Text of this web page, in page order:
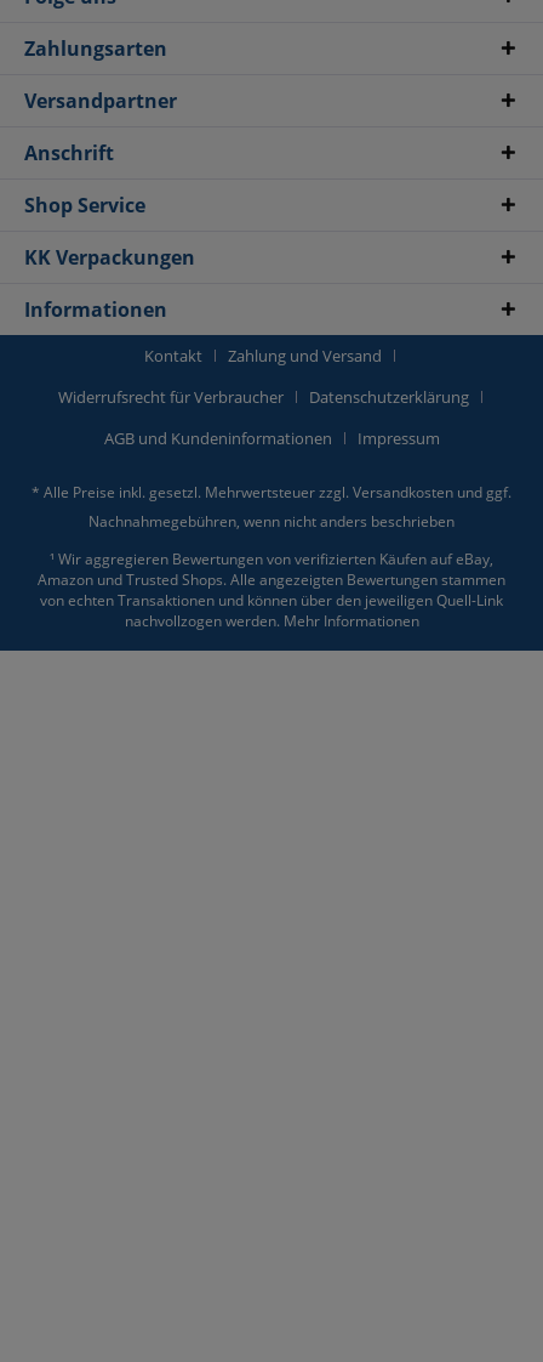
Zahlungsarten
Versandpartner
Anschrift
Shop Service
KK Verpackungen
Informationen
Kontakt
Zahlung und Versand
Widerrufsrecht für Verbraucher
Datenschutzerklärung
AGB und Kundeninformationen
Impressum
* Alle Preise inkl. gesetzl. Mehrwertsteuer zzgl. Versandkosten und ggf.
Nachnahmegebühren, wenn nicht anders beschrieben
¹ Wir aggregieren Bewertungen von verifizierten Käufen auf eBay,
Amazon und Trusted Shops. Alle angezeigten Bewertungen stammen
von echten Transaktionen und können über den jeweiligen Quell-Link
nachvollzogen werden. Mehr Informationen